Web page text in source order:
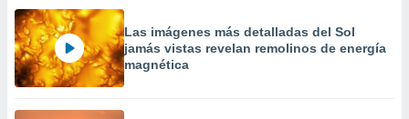
de
de
de
uso de
Las imágenes más detalladas del Sol
jamás vistas revelan remolinos de energía
magnética